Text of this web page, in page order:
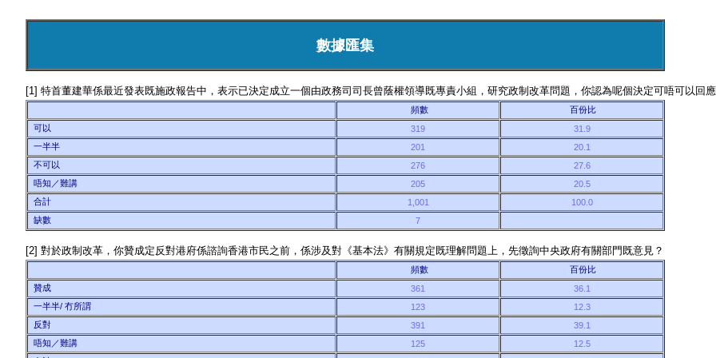
數據匯集
[1] 特首董建華係最近發表既施政報告中，表示已決定成立一個由政務司司長曾蔭權領導既專責小組，研究政制改革問題，你認為呢個決定可唔可以回
頻數
百份比
可以
319
31.9
一半半
201
20.1
不可以
276
27.6
唔知／難講
205
20.5
合計
1,001
100.0
缺數
7
[2] 對於政制改革，你贊成定反對港府係諮詢香港市民之前，係涉及對《基本法》有關規定既理解問題上，先徵詢中央政府有關部門既意見？
頻數
百份比
贊成
361
36.1
一半半/ 冇所謂
123
12.3
反對
391
39.1
唔知／難講
125
12.5